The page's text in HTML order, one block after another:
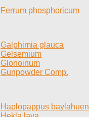
Ferrum phosphoricum
Galphimia glauca
Gelsemium
Glonoinum
Gunpowder Comp.
Haplopappus baylahuen